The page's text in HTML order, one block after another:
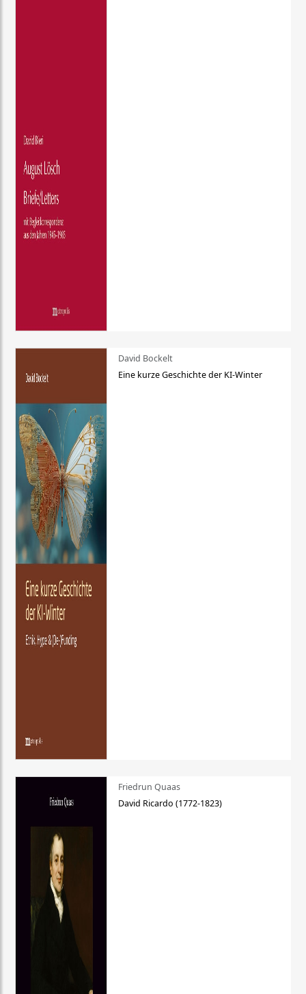
David Bockelt
Eine kurze Geschichte der KI-Winter
Friedrun Quaas
David Ricardo (1772-1823)